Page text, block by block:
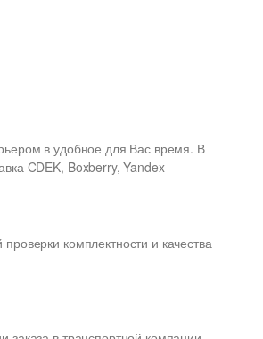
в удобное для Вас время. В
CDEK, Boxberry, Yandex
комплектности и качества